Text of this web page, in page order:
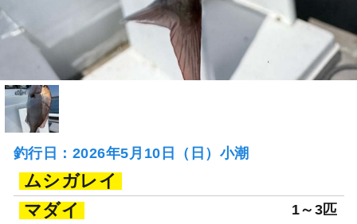
釣行日：2026年5月10日（日）小潮
ムシガレイ
マダイ
1～3匹